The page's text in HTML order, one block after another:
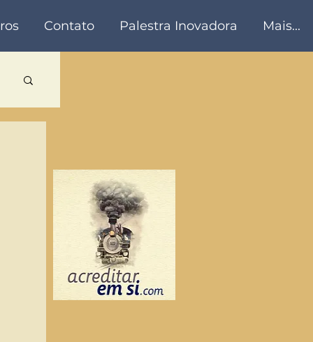
Contato Palestra Inovadora Mais...